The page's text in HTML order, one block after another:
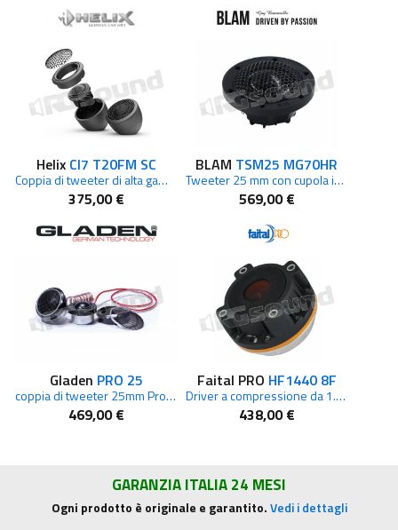
Helix CI7 T20FM SC
Coppia di tweeter di alta gamma
375,00 €
BLAM TSM25 MG70HR
Tweeter 25 mm con cupola in Magnesio
569,00 €
Gladen PRO 25
coppia di tweeter 25mm Pro Line per sistemi high end
469,00 €
Faital PRO HF1440 8F
Driver a compressione da 1.4" con magnete in Neodimio da 8ohm
438,00 €
GARANZIA ITALIA 24 MESI
Ogni prodotto è originale e garantito.Vedi i dettagli